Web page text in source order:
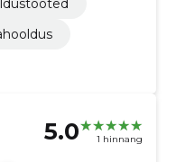
5.0 1 hinnang